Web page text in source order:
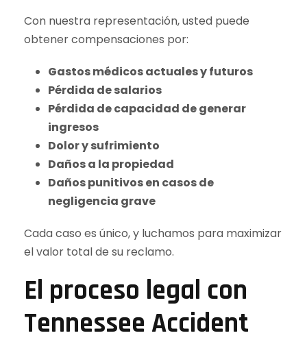
Con nuestra representación, usted puede
obtener compensaciones por:
Gastos médicos actuales y futuros
Pérdida de salarios
Pérdida de capacidad de generar
ingresos
Dolor y sufrimiento
Daños a la propiedad
Daños punitivos en casos de
negligencia grave
Cada caso es único, y luchamos para maximizar
el valor total de su reclamo.
El proceso legal con
Tennessee Accident